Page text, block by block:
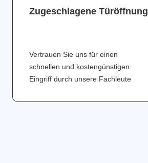
Zugeschlagene Türöffnung
Vertrauen Sie uns für einen
schnellen und kostengünstigen
Eingriff durch unsere Fachleute